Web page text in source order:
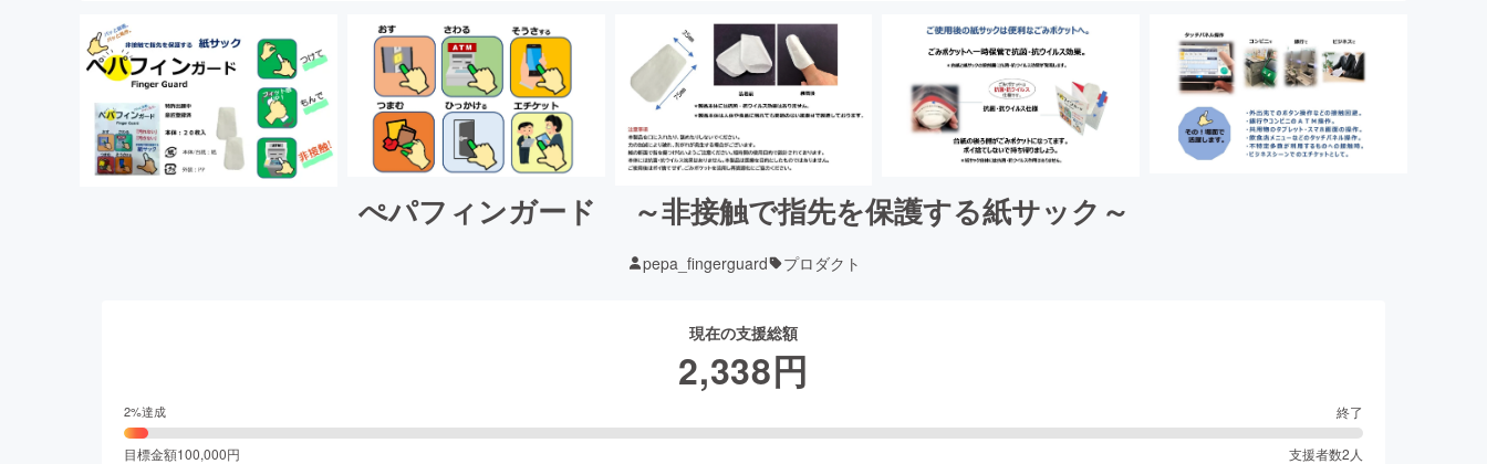
ぺパフィンガード ～非接触で指先を保護する紙サック～
pepa_fingerguard プロダクト
現在の支援総額
2,338円
2%達成 終了
目標金額100,000円 支援者数2 人